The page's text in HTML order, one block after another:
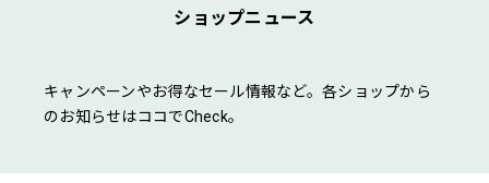
ショップニュース
キャンペーンやお得なセール情報など。各ショップから
のお知らせはココでCheck。